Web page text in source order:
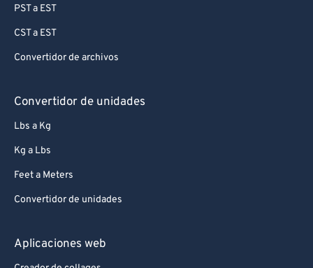
PST a EST
CST a EST
Convertidor de archivos
Convertidor de unidades
Lbs a Kg
Kg a Lbs
Feet a Meters
Convertidor de unidades
Aplicaciones web